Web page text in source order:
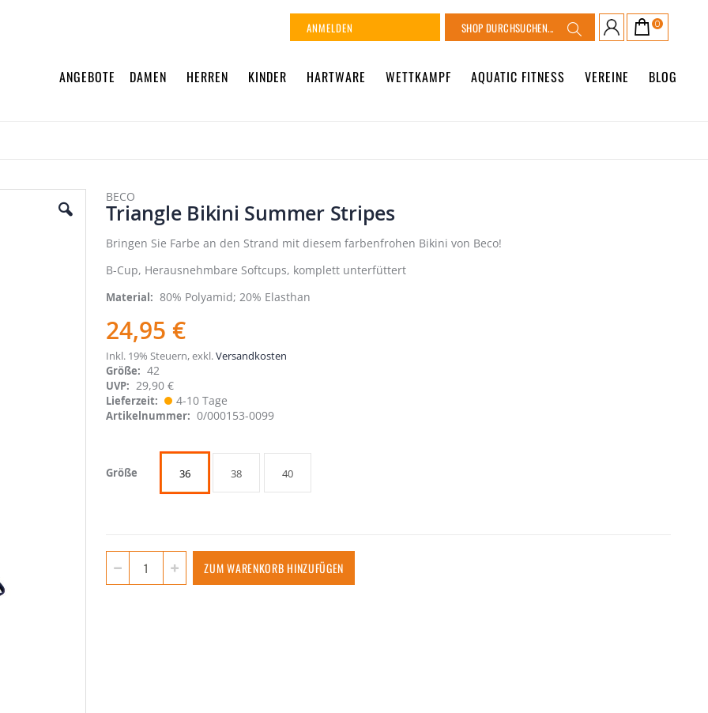
Suche
Suche Warenkorb
0
ANMELDEN
ANGEBOTE DAMEN HERREN KINDER HARTWARE WETTKAMPF AQUATIC FITNESS VEREINE BLOG
BECO
Triangle Bikini Summer Stripes
Bringen Sie Farbe an den Strand mit diesem farbenfrohen Bikini von Beco!
B-Cup, Herausnehmbare Softcups, komplett unterfüttert
Material 80% Polyamid; 20% Elasthan
24,95 €
Inkl. 19% Steuern,exkl.Versandkosten
Größe
42
UVP: 29,90 €
Lieferzeit 4-10 Tage
Artikelnummer 0/000153-0099
Größe 36 38 40
ZUM WARENKORB HINZUFÜGEN